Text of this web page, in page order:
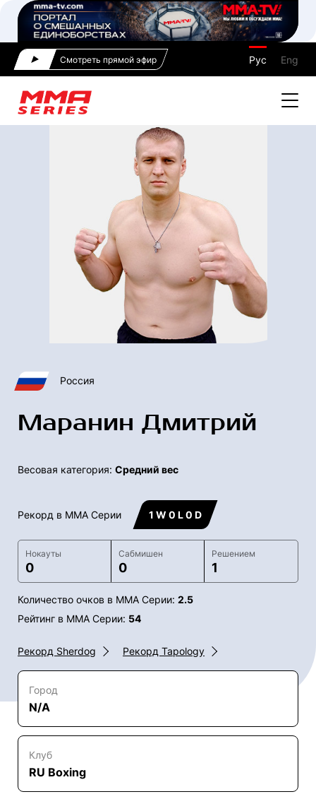
Смотреть прямой эфир Рус Eng
Россия
Маранин Дмитрий
Весовая категория: Средний вес
Рекорд в ММА Серии 1 W 0 L 0 D
Нокауты
0
Сабмишен
0
Решением
1
Количество очков в ММА Серии: 2.5
Рейтинг в ММА Серии: 54
Рекорд Sherdog Рекорд Tapology
Город
N/A
Клуб
RU Boxing